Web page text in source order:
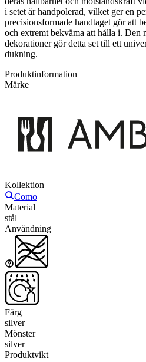
i setet är handpolerad, vilket ger en
precisionsformade handtaget gör att
och extremt bekväma att hålla i. Den
dekorationer gör detta set till ett
dukning.
Produktinformation
Märke
Kollektion
Como
Material
stål
Användning
Färg
silver
Mönster
silver
Produktvikt